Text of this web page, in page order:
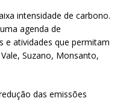
intensidade de carbono.
agenda de
e atividades que permitam
Suzano, Monsanto,
das emissões